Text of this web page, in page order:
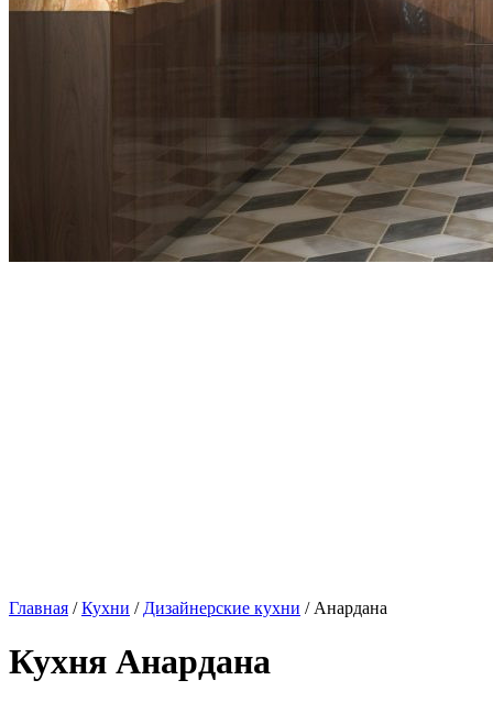
Главная /Кухни / Дизайнерские кухни / Анардана
Кухня Анардана